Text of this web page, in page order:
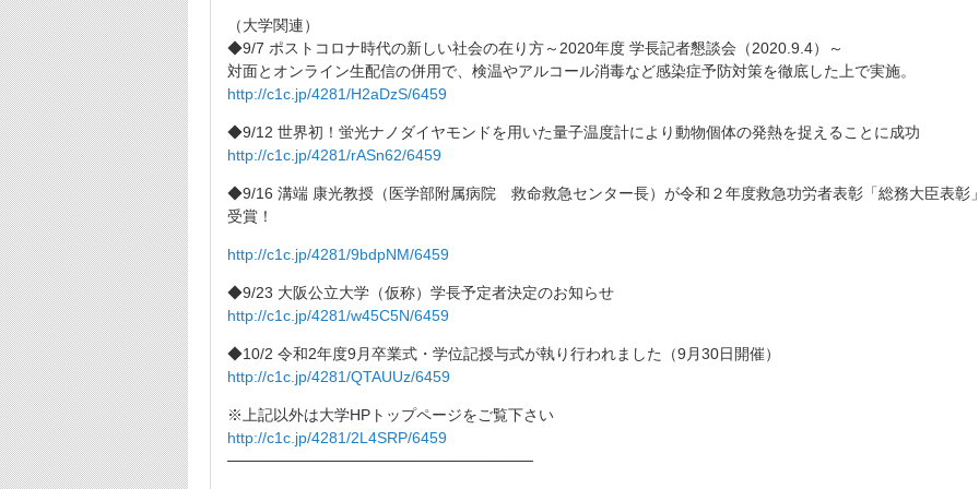
（大学関連）
◆9/7 ポストコロナ時代の新しい社会の在り方～2020年度 学長記者懇談会（2020.9.4）～
対面とオンライン生配信の併用で、検温やアルコール消毒など感染症予防対策を徹底した上で実施。
http://c1c.jp/4281/H2aDzS/6459
◆9/12 世界初！蛍光ナノダイヤモンドを用いた量子温度計により動物個体の発熱を捉えることに成功
http://c1c.jp/4281/rASn62/6459
◆9/16 溝端 康光教授（医学部附属病院 救命救急センター長）が令和２年度救急功労者表彰「総務大臣表彰
受賞！
http://c1c.jp/4281/9bdpNM/6459
◆9/23 大阪公立大学（仮称）学長予定者決定のお知らせ
http://c1c.jp/4281/w45C5N/6459
◆10/2 令和2年度9月卒業式・学位記授与式が執り行われました（9月30日開催）
http://c1c.jp/4281/QTAUUz/6459
※上記以外は大学HPトップページをご覧下さい
http://c1c.jp/4281/2L4SRP/6459
────────────────────────────